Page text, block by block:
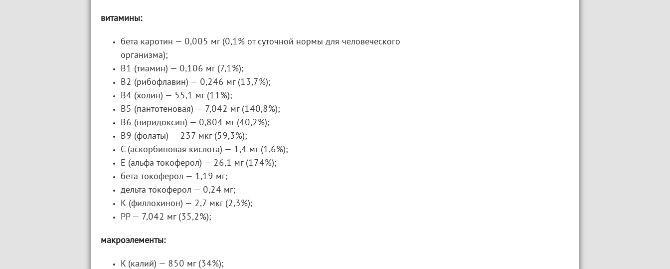
витамины:
бета каротин — 0,005 мг (0,1% от суточной нормы для человеческого
организма);
В1 (тиамин) — 0,106 мг (7,1%);
В2 (рибофлавин) — 0,246 мг (13,7%);
В4 (холин) — 55,1 мг (11%);
В5 (пантотеновая) — 7,042 мг (140,8%);
В6 (пиридоксин) — 0,804 мг (40,2%);
В9 (фолаты) — 237 мкг (59,3%);
С (аскорбиновая кислота) — 1,4 мг (1,6%);
Е (альфа токоферол) — 26,1 мг (174%);
бета токоферол — 1,19 мг;
дельта токоферол — 0,24 мг;
К (филлохинон) — 2,7 мкг (2,3%);
РР — 7,042 мг (35,2%);
макроэлементы:
K (калий) — 850 мг (34%);